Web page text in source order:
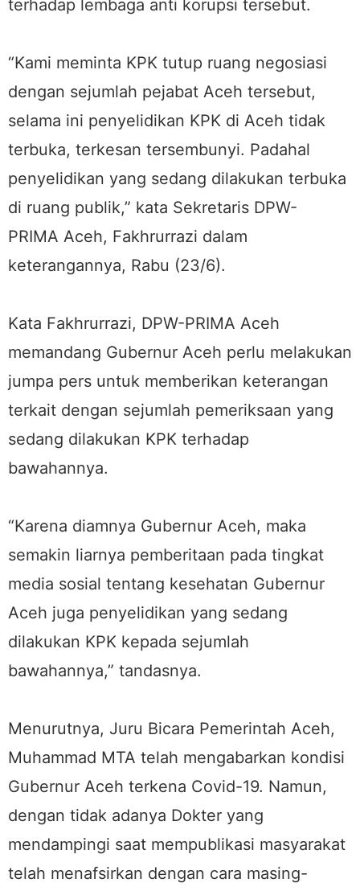
terhadap lembaga anti korupsi tersebut.
“Kami meminta KPK tutup ruang negosiasi
dengan sejumlah pejabat Aceh tersebut,
selama ini penyelidikan KPK di Aceh tidak
terbuka, terkesan tersembunyi. Padahal
penyelidikan yang sedang dilakukan terbuka
di ruang publik,” kata Sekretaris DPW-
PRIMA Aceh, Fakhrurrazi dalam
keterangannya, Rabu (23/6).
Kata Fakhrurrazi, DPW-PRIMA Aceh
memandang Gubernur Aceh perlu melakukan
jumpa pers untuk memberikan keterangan
terkait dengan sejumlah pemeriksaan yang
sedang dilakukan KPK terhadap
bawahannya.
“Karena diamnya Gubernur Aceh, maka
semakin liarnya pemberitaan pada tingkat
media sosial tentang kesehatan Gubernur
Aceh juga penyelidikan yang sedang
dilakukan KPK kepada sejumlah
bawahannya,” tandasnya.
Menurutnya, Juru Bicara Pemerintah Aceh,
Muhammad MTA telah mengabarkan kondisi
Gubernur Aceh terkena Covid-19. Namun,
dengan tidak adanya Dokter yang
mendampingi saat mempublikasi masyarakat
telah menafsirkan dengan cara masing-